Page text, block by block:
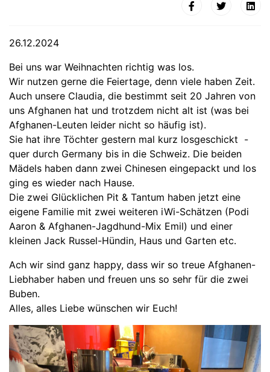
26.12.2024
Bei uns war Weihnachten richtig was los.
Wir nutzen gerne die Feiertage, denn viele haben Zeit.
Auch unsere Claudia, die bestimmt seit 20 Jahren von
uns Afghanen hat und trotzdem nicht alt ist (was bei
Afghanen-Leuten leider nicht so häufig ist).
Sie hat ihre Töchter gestern mal kurz losgeschickt -
quer durch Germany bis in die Schweiz. Die beiden
Mädels haben dann zwei Chinesen eingepackt und los
ging es wieder nach Hause.
Die zwei Glücklichen Pit & Tantum haben jetzt eine
eigene Familie mit zwei weiteren iWi-Schätzen (Podi
Aaron & Afghanen-Jagdhund-Mix Emil) und einer
kleinen Jack Russel-Hündin, Haus und Garten etc.
Ach wir sind ganz happy, dass wir so treue Afghanen-
Liebhaber haben und freuen uns so sehr für die zwei
Buben.
Alles, alles Liebe wünschen wir Euch!